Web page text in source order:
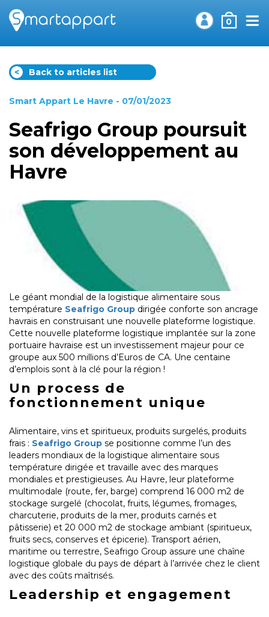
0
< Back to articles list
Smart Appart Le Havre - 07/01/2023
Seafrigo Group poursuit
son développement au
Havre
Le géant mondial de la logistique alimentaire sous
température Seafrigo Group dirigée conforte son ancrage
havrais en construisant une nouvelle plateforme logistique.
Cette nouvelle plateforme logistique implantée sur la zone
portuaire havraise est un investissement majeur pour ce
groupe aux 500 millions d’Euros de CA. Une centaine
d’emplois sont à la clé pour la région !
Un process de
fonctionnement unique
Alimentaire, vins et spiritueux, produits surgelés, produits
frais : Seafrigo Group se positionne comme l’un des
leaders mondiaux de la logistique alimentaire sous
température dirigée et travaille avec des marques
mondiales et prestigieuses. Au Havre, leur plateforme
multimodale (route, fer, barge) comprend 16 000 m2 de
stockage surgelé (chocolat, fruits, légumes, fromages,
charcuterie, produits de la mer, produits carnés et
pâtisserie) et 20 000 m2 de stockage ambiant (spiritueux,
fruits secs, conserves et épicerie). Transport aérien,
maritime ou terrestre, Seafrigo Group assure une chaîne
logistique globale du pays de départ à l’arrivée chez le client
avec des coûts maîtrisés.
Leadership et engagement